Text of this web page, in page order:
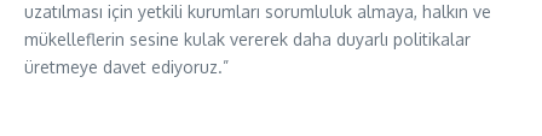
uzatılması için yetkili kurumları sorumluluk almaya, halkın ve
mükelleflerin sesine kulak vererek daha duyarlı politikalar
üretmeye davet ediyoruz.”